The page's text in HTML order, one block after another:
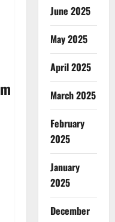
June 2025
May 2025
April 2025
March 2025
February
2025
January
2025
December